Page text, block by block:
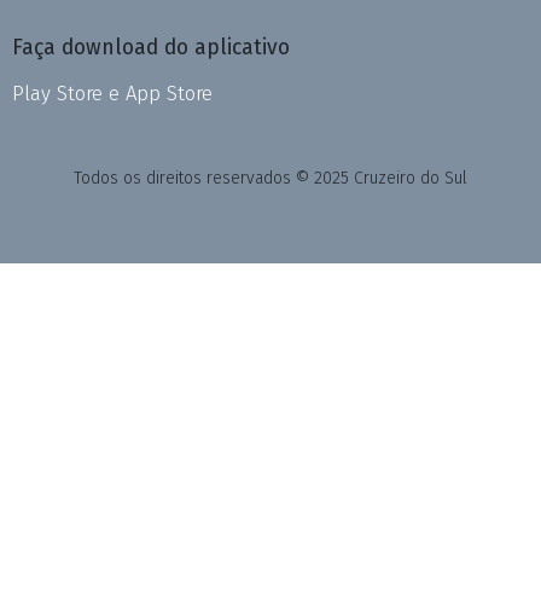
Faça download do aplicativo
Play Store e App Store
Todos os direitos reservados © 2025 Cruzeiro do Sul